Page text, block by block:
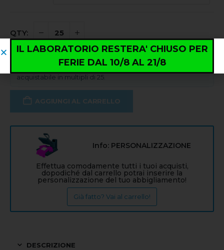
Quantità minima ordinabile: 25 pezzi. Prodotto
acquistabile in multipli di 25.
AGGIUNGI AL CARRELLO
Info: PERSONALIZZAZIONE
Effettua comodamente tutti i tuoi acquisti,
dopodiché dal carrello potrai inserire la
personalizzazione del tuo abbigliamento!
Già fatto? Vai al carrello!
DESCRIZIONE
IL LABORATORIO RESTERA' CHIUSO PER
FERIE DAL 10/8 AL 21/8